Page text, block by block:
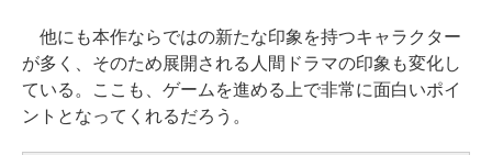
他にも本作ならではの新たな印象を持つキャラクター
が多く、そのため展開される人間ドラマの印象も変化し
ている。ここも、ゲームを進める上で非常に面白いポイ
ントとなってくれるだろう。